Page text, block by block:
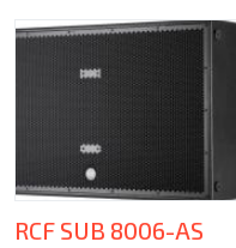
RCF SUB 8006-AS